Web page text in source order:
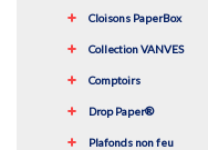
Cloisons PaperBox
Collection VANVES
Comptoirs
Drop Paper®
Plafonds non feu